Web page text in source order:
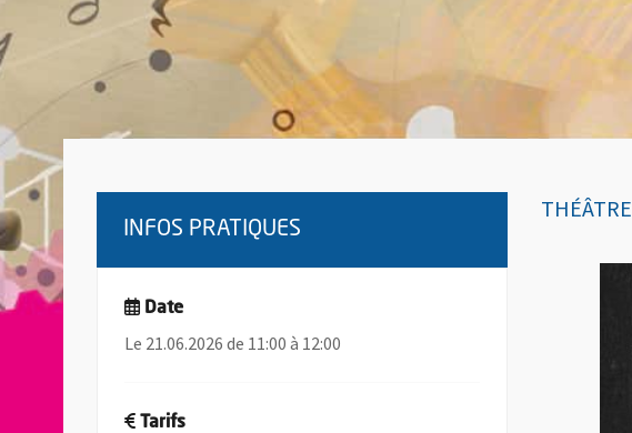
THÉÂTRE
INFOS PRATIQUES
Date
Le 21.06.2026 de 11:00 à 12:00
Tarifs